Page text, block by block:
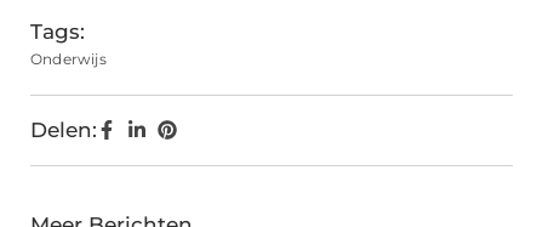
Tags:
Onderwijs
Delen: